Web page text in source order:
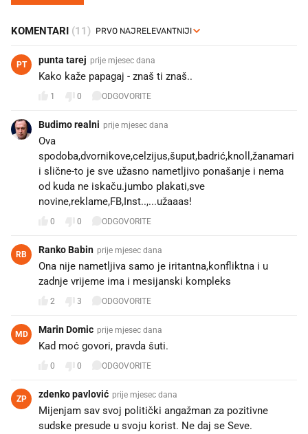
KOMENTARI (11)
PT punta tarej prije mjesec dana
Kako kaže papagaj - znaš ti znaš..
1 0 ODGOVORITE
Budimo realni prije mjesec dana
Ova
spodoba,dvornikove,celzijus,šuput,badrić,knoll,žanamari
i slične-to je sve užasno nametljivo ponašanje i nema
od kuda ne iskaču.jumbo plakati,sve
novine,reklame,FB,Inst..,...užaaas!
0 0 ODGOVORITE
RB Ranko Babin prije mjesec dana
Ona nije nametljiva samo je iritantna,konfliktna i u
zadnje vrijeme ima i mesijanski kompleks
2 3 ODGOVORITE
MD Marin Domic prije mjesec dana
Kad moć govori, pravda šuti.
0 0 ODGOVORITE
ZP zdenko pavlović prije mjesec dana
Mijenjam sav svoj politički angažman za pozitivne
sudske presude u svoju korist. Ne daj se Seve.